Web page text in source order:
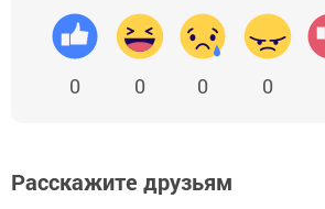
0 0 0 0
Расскажите друзьям